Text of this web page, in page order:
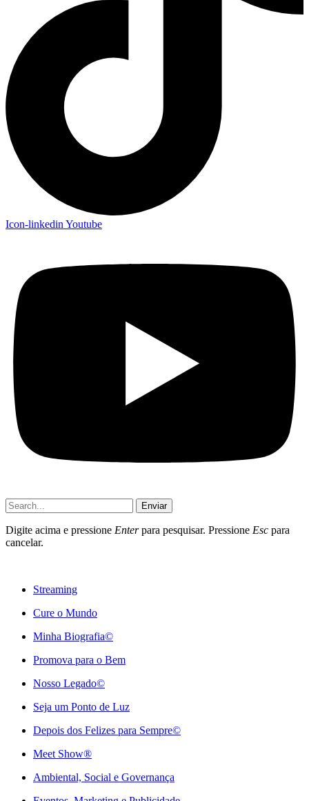
Icon-linkedin Youtube
Enviar
Digite acima e pressione Enterpara pesquisar. Pressione Esc para
cancelar.
Streaming
Cure o Mundo
Minha Biografia©
Promova para o Bem
Nosso Legado©
Seja um Ponto de Luz
Depois dos Felizes para Sempre©️
Meet Show®
Ambiental, Social e Governança